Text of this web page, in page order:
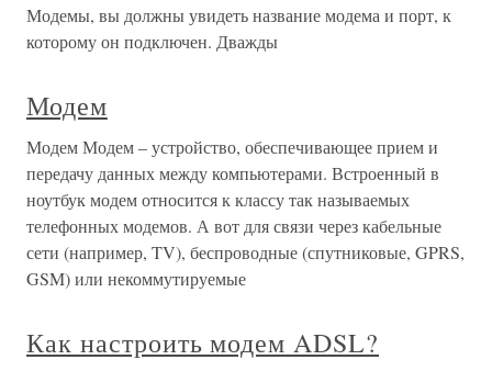
Модемы, вы должны увидеть название модема и порт, к
которому он подключен. Дважды
Модем
Модем Модем – устройство, обеспечивающее прием и
передачу данных между компьютерами. Встроенный в
ноутбук модем относится к классу так называемых
телефонных модемов. А вот для связи через кабельные
сети (например, TV), беспроводные (спутниковые, GPRS,
GSM) или некоммутируемые
Как настроить модем ADSL?